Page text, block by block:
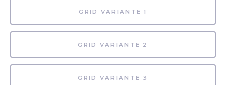
GRID VARIANTE 1
GRID VARIANTE 2
GRID VARIANTE 3